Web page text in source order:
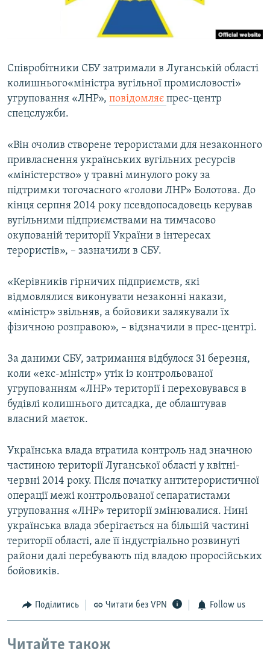
ІНФОГРАФІКА
ДОЛУЧАЙСЯ!
Співробітники СБУ затримали в Луганській області
колишнього«міністра вугільної промисловості»
угруповання «ЛНР», повідомляє прес-центр
спецслужби.
«Він очолив створене терористами для незаконного
привласнення українських вугільних ресурсів
«міністерство» у травні минулого року за
підтримки тогочасного «голови ЛНР» Болотова. До
кінця серпня 2014 року псевдопосадовець керував
вугільними підприємствами на тимчасово
окупованій території України в інтересах
терористів», – зазначили в СБУ.
«Керівників гірничих підприємств, які
відмовлялися виконувати незаконні накази,
«міністр» звільняв, а бойовики залякували їх
фізичною розправою», – відзначили в прес-центрі.
За даними СБУ, затримання відбулося 31 березня,
коли «екс-міністр» утік із контрольованої
угрупованням «ЛНР» території і переховувався в
будівлі колишнього дитсадка, де облаштував
власний маєток.
Українська влада втратила контроль над значною
частиною території Луганської області у квітні-
червні 2014 року. Після початку антитерористичної
операції межі контрольованої сепаратистами
угруповання «ЛНР» території змінювалися. Нині
українська влада зберігається на більшій частині
території області, але її індустріально розвинуті
райони далі перебувають під владою проросійських
бойовиків.
Поділитись Читати без VPN Follow us
Читайте також